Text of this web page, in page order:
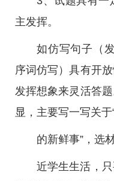
主发挥。
如仿写句子（
序词仿写）具有开
发挥想象来灵活答
显，主要写一写关于“
的新鲜事”，选
近学生生活，